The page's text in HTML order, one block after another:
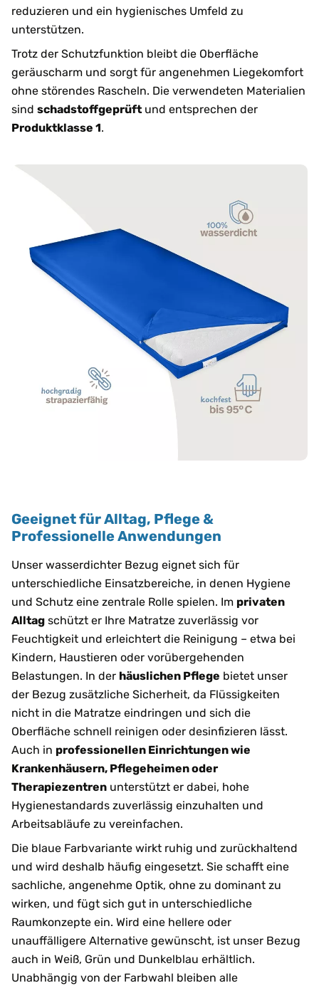
reduzieren und ein hygienisches Umfeld zu
unterstützen.
Trotz der Schutzfunktion bleibt die Oberfläche
geräuscharm und sorgt für angenehmen Liegekomfort
ohne störendes Rascheln. Die verwendeten Materialien
sind schadstoffgeprüft und entsprechen der
Produktklasse 1.
Geeignet für Alltag, Pflege &
Professionelle Anwendungen
Unser wasserdichter Bezug eignet sich für
unterschiedliche Einsatzbereiche, in denen Hygiene
und Schutz eine zentrale Rolle spielen. Im privaten
Alltag schützt er Ihre Matratze zuverlässig vor
Feuchtigkeit und erleichtert die Reinigung – etwa bei
Kindern, Haustieren oder vorübergehenden
Belastungen. In der häuslichen Pflege bietet unser
der Bezug zusätzliche Sicherheit, da Flüssigkeiten
nicht in die Matratze eindringen und sich die
Oberfläche schnell reinigen oder desinfizieren lässt.
Auch in professionellen Einrichtungen wie
Krankenhäusern, Pflegeheimen oder
Therapiezentren unterstützt er dabei, hohe
Hygienestandards zuverlässig einzuhalten und
Arbeitsabläufe zu vereinfachen.
Die blaue Farbvariante wirkt ruhig und zurückhaltend
und wird deshalb häufig eingesetzt. Sie schafft eine
sachliche, angenehme Optik, ohne zu dominant zu
wirken, und fügt sich gut in unterschiedliche
Raumkonzepte ein. Wird eine hellere oder
unauffälligere Alternative gewünscht, ist unser Bezug
auch in Weiß, Grün und Dunkelblau erhältlich.
Unabhängig von der Farbwahl bleiben alle